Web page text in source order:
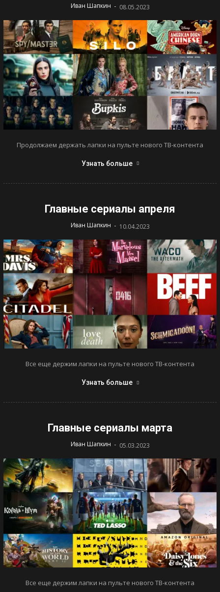
Иван Шапкин - 08.05.2023
Продолжаем держать лапки на пульте нового ТВ-контента
Узнать больше
Главные сериалы апреля
Иван Шапкин - 10.04.2023
Все еще держим лапки на пульте нового ТВ-контента
Узнать больше
Главные сериалы марта
Иван Шапкин - 05.03.2023
Все еще держим лапки на пульте нового ТВ-контента